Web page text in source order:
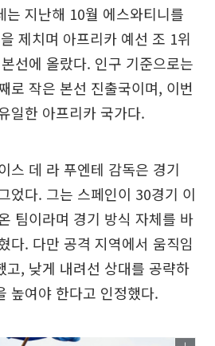
는 지난해 10월 에스와티니를
제치며 아프리카 예선 조 1위
선에 올랐다. 인구 기준으로는
로 작은 본선 진출국이며, 이번
일한 아프리카 국가다.
스 데 라 푸엔테 감독은 경기
었다. 그는 스페인이 30경기 이
팀이라며 경기 방식 자체를 바
다. 다만 공격 지역에서 움직임
고, 낮게 내려선 상대를 공략하
높여야 한다고 인정했다.